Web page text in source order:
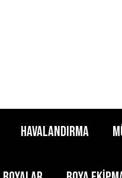
HAVALANDIRMA